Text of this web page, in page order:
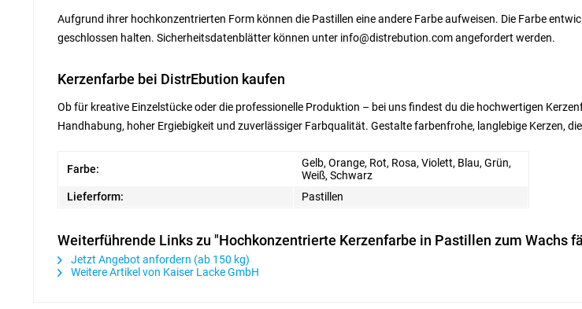
Aufgrund ihrer hochkonzentrierten Form können die Pastillen eine andere Farbe aufweisen. Die Farbe
geschlossen halten. Sicherheitsdatenblätter können unter info@distrebution.com angefordert werden.
Kerzenfarbe bei DistrEbution kaufen
Ob für kreative Einzelstücke oder die professionelle Produktion – bei uns findest du die hochwertigen
Handhabung, hoher Ergiebigkeit und zuverlässiger Farbqualität. Gestalte farbenfrohe, langlebige Kerzen,
Farbe:
Gelb, Orange, Rot, Rosa, Violett, Blau, Grün,
Weiß, Schwarz
Lieferform:
Pastillen
Weiterführende Links zu "Hochkonzentrierte Kerzenfarbe in Pastillen zum Wachs
Jetzt Angebot anfordern (ab 150 kg)
Weitere Artikel von Kaiser Lacke GmbH